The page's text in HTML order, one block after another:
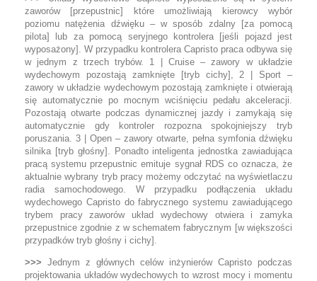
zaworów [przepustnic] które umożliwiają kierowcy wybór
poziomu natężenia dźwięku – w sposób zdalny [za pomocą
pilota] lub za pomocą seryjnego kontrolera [jeśli pojazd jest
wyposażony]. W przypadku kontrolera Capristo praca odbywa się
w jednym z trzech trybów. 1 | Cruise – zawory w układzie
wydechowym pozostają zamknięte [tryb cichy], 2 | Sport –
zawory w układzie wydechowym pozostają zamknięte i otwierają
się automatycznie po mocnym wciśnięciu pedału akceleracji.
Pozostają otwarte podczas dynamicznej jazdy i zamykają się
automatycznie gdy kontroler rozpozna spokojniejszy tryb
poruszania. 3 | Open – zawory otwarte, pełna symfonia dźwięku
silnika [tryb głośny]. Ponadto inteligenta jednostka zawiadująca
pracą systemu przepustnic emituje sygnał RDS co oznacza, że
aktualnie wybrany tryb pracy możemy odczytać na wyświetlaczu
radia samochodowego. W przypadku podłączenia układu
wydechowego Capristo do fabrycznego systemu zawiadującego
trybem pracy zaworów układ wydechowy otwiera i zamyka
przepustnice zgodnie z w schematem fabrycznym [w większości
przypadków tryb głośny i cichy].
>>> Jednym z głównych celów inżynierów Capristo podczas
projektowania układów wydechowych to wzrost mocy i momentu